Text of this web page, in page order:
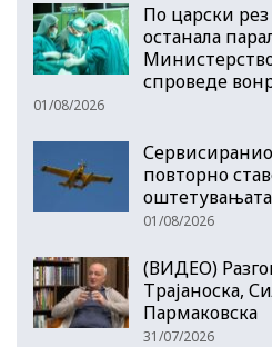
По царски
останала
спроведе
01/08/2026
повторно
01/08/2026
(ВИДЕО)
Трајаноска,
Пармаковска
31/07/2026